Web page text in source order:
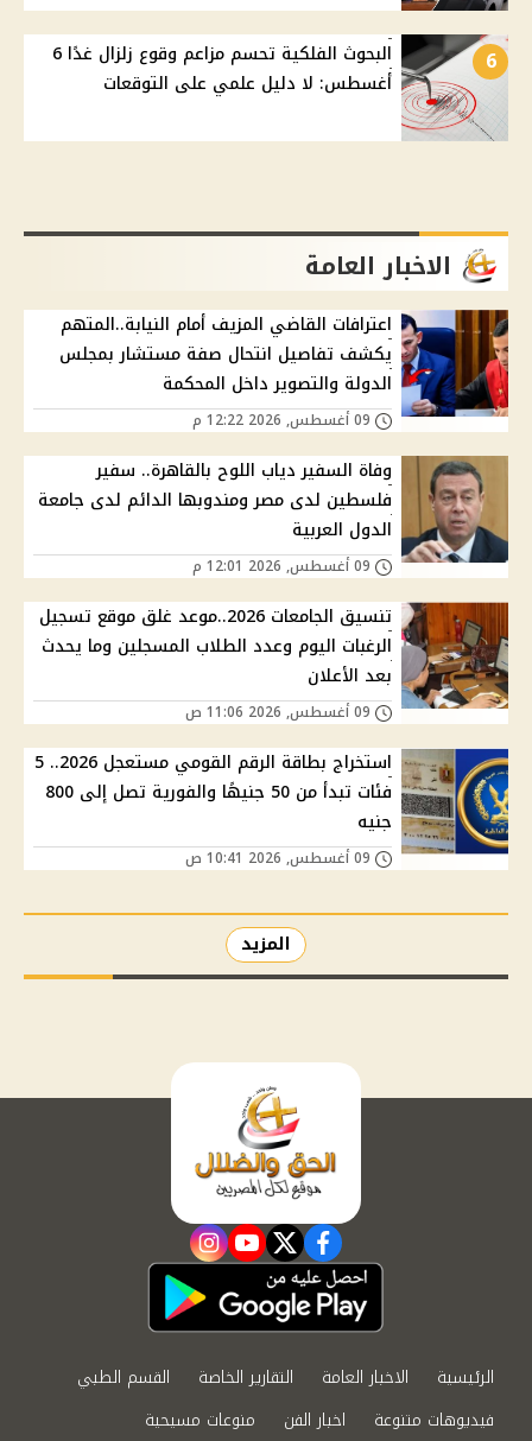
6
البحوث الفلكية تحسم مزاعم وقوع زلزال غدًا 6
أغسطس: لا دليل علمي على التوقعات
الاخبار العامة
اعترافات القاضي المزيف أمام النيابة..المتهم
يكشف تفاصيل انتحال صفة مستشار بمجلس
الدولة والتصوير داخل المحكمة
وفاة السفير دياب اللوح بالقاهرة.. سفير
فلسطين لدى مصر ومندوبها الدائم لدى جامعة
الدول العربية
تنسيق الجامعات 2026..موعد غلق موقع تسجيل
الرغبات اليوم وعدد الطلاب المسجلين وما يحدث
بعد الأعلان
استخراج بطاقة الرقم القومي مستعجل 2026.. 5
فئات تبدأ من 50 جنيهًا والفورية تصل إلى 800
جنيه
المزيد
facebook
twitter
youtube
instagram
الرئيسية الاخبار العامة التقارير الخاصة
القسم الطبي
فيديوهات متنوعة
اخبار الفن منوعات مسيحية